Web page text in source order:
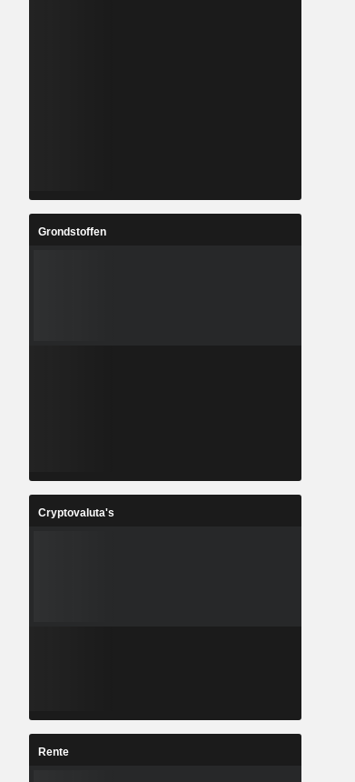
Grondstoffen
Cryptovaluta's
Rente